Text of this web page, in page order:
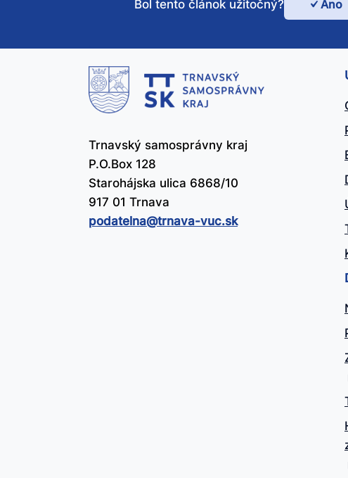
Bol
tento
Bol tento článok užitočný? Áno
Trnavský samosprávny kraj
P.O.Box 128
Starohájska ulica 6868/10
917 01 Trnava
podatelna@​trnava-vuc.sk